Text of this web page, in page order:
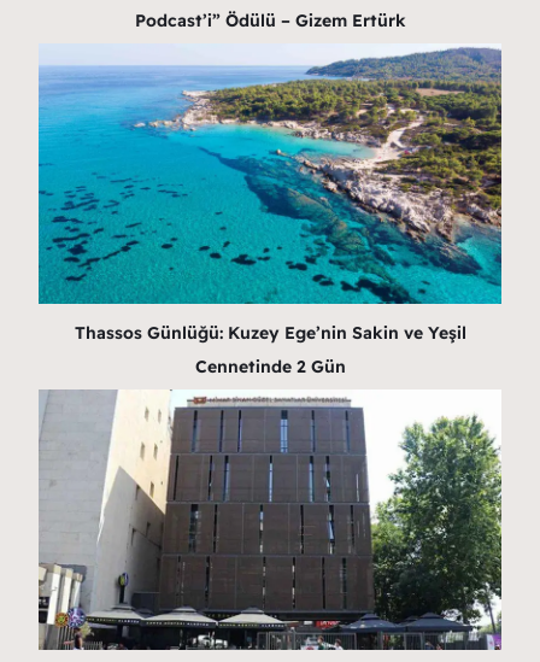
Podcast’i” Ödülü – Gizem Ertürk
Thassos Günlüğü: Kuzey Ege’nin Sakin ve Yeşil
Cennetinde 2 Gün